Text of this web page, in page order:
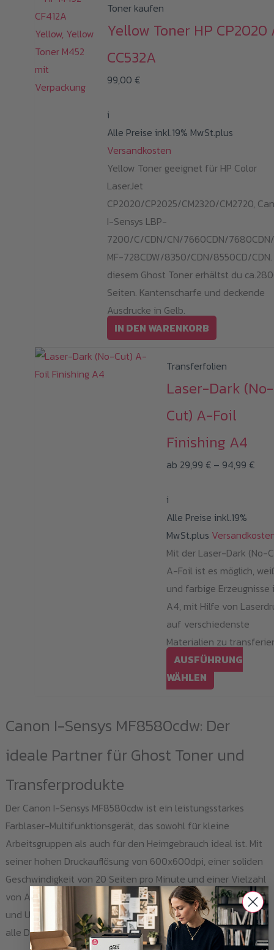
Toner kaufen
Yellow Toner HP CP2020
CC532A
99,00 €
i
Alle Preise inkl.19% MwSt.plus
Versandkosten
Yellow Toner geeignet für HP Color
LaserJet
CP2020/CP2025/CM2320/CM2720,
I-Sensys LBP-
7200/C/CDN/CN/7660CDN/
MF-728CDW/8350/CDN/8550CD/
diesem Ghost Toner erhältst du
Seiten. Kantenscharfe und deckende
Ausdrucke in Gelb.
IN DEN WARENKORB
Transferfolien
Laser-Dark (No-
Cut) A-Foil
Finishing A4
ab 29,99 € – 94,99 €
i
Alle Preise inkl.19%
MwSt.plus
Mit der Laser-Dark (No-
A-Foil ist es möglich,
und farbige Erzeugnisse
A4, mit Hilfe von
auf verschiedenste
Materialien zu
AUSFÜHRUNG
WÄHLEN
mehrere
Varianten
Optionen
können
auf
der
Produktseite
gewählt
werden
Canon I-Sensys MF8580cdw: Der
ideale Partner für Ghost Toner und
Transferprodukte
Der Canon I-Sensys MF8580cdw ist ein leistungsstarkes
Farblaser-Multifunktionsgerät, das sowohl für kleine
Arbeitsgruppen als auch für den Heimgebrauch ideal ist. Mit
seiner hohen Druckauflösung von 600x600dpi, einer soliden
Geschwindigkeit von 20 Seiten pro Minute und einer Vielzahl
von Anschlussmöglichkeiten, einschließlich Wi-Fi, Ethernet
und USB 2.0, ist dieser Drucker ein verlässlicher Partner für
alle Druckaufgaben.